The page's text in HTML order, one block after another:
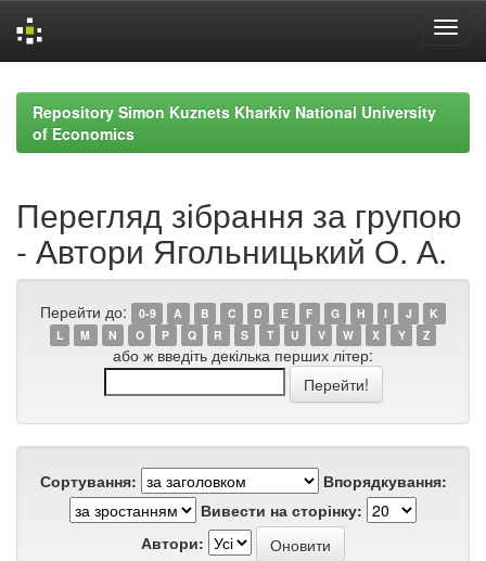
navigationRepository Simon Kuznets Kharkiv National University
of Economics
Перегляд зібрання за групою
- Автори Ягольницький О. А.
Перейти до: 0-9 A B C D E F G H I J
K
L
M N O P Q R S T U V W X Y Z
або ж введіть декілька перших літер:
Сортування:
Впорядкування:
Вивести на сторінку:
Автори: